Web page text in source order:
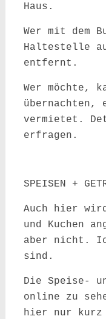
Haus.
Wer mit
Haltestelle
entfernt.
Wer möchte,
übernachten,
vermietet.
erfragen.
SPEISEN +
Auch hier
und Kuchen
aber nicht.
sind.
Die Speise-
online zu
hier nur kurz